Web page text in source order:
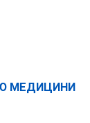
МЕДИЦИНИ